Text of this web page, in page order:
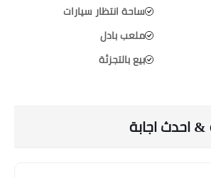
ساحة انتظار سيارات
ملعب بادل
بيع بالتجزئة
& احدث اجابة